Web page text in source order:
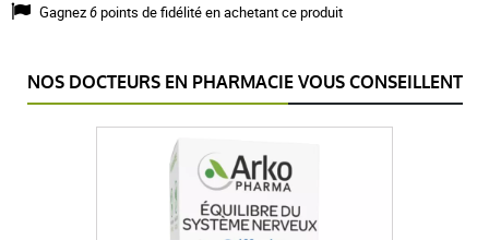
Gagnez6points de fidélité en achetant ce produit
NOS DOCTEURS EN PHARMACIE VOUS CONSEILLENT